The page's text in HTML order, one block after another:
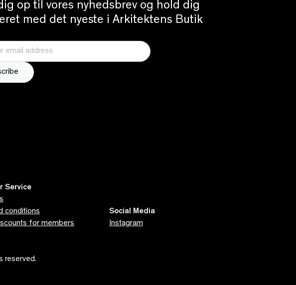
op til vores nyhedsbrev og hold dig
med det nyeste i Arkitektens Butik
Service
conditions
for members
Social Media
Instagram
reserved.